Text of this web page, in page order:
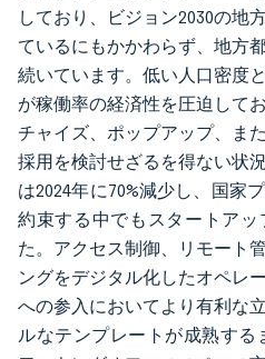
しており、ビジョン2030の地
ているにもかかわらず、地方
続いています。低い人口密度
が稼働率の経済性を圧迫して
チャイズ、ポップアップ、ま
採用を検討せざるを得ない状
は2024年に70%減少し、国家
約束する中でもスタートア
た。アクセス制御、リモート
ングをデジタル化したオペレ
への参入においてより有利な
ルなテンプレートが成熟する